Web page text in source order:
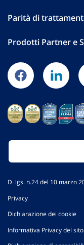
Parità di
Prodotti Partner e
D. lgs. n.24 del 10 marzo
Privacy
Dichiarazione dei cookie
Informativa Privacy del sito